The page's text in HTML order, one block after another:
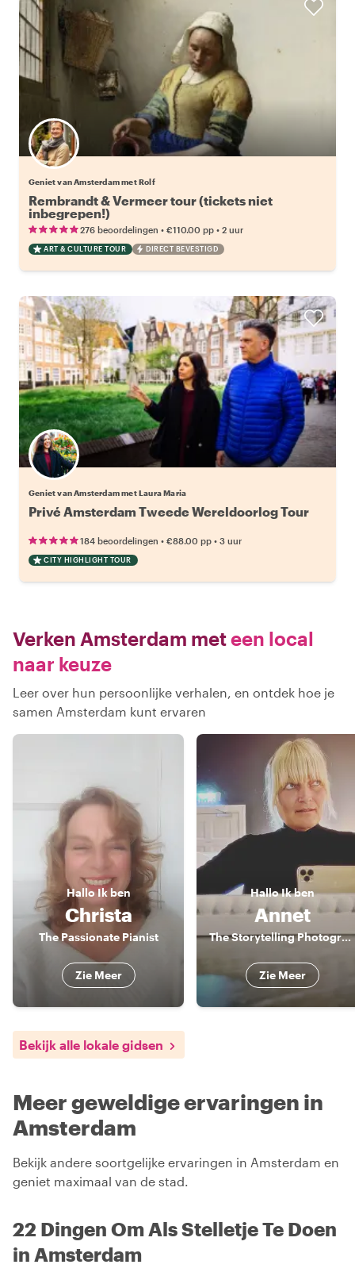
Geniet van Amsterdam met Rolf
Rembrandt & Vermeer tour (tickets niet
inbegrepen!)
276 beoordelingen • €110.00 pp • 2 uur
ART & CULTURE TOUR DIRECT BEVESTIGD
Geniet van Amsterdam met Laura Maria
Privé Amsterdam Tweede Wereldoorlog Tour
184 beoordelingen • €88.00 pp • 3 uur
CITY HIGHLIGHT TOUR
Verken Amsterdam meteen local
naar keuze
Leer over hun persoonlijke verhalen, en ontdek hoe je
samen Amsterdam kunt ervaren
HalloIk ben
Christa
The Passionate Pianist
Zie Meer
HalloIk ben
Annet
The Storytelling Photographer of Amsterdam
Zie Meer
Bekijk alle lokale gidsen
Meer geweldige ervaringen in
Amsterdam
Bekijk andere soortgelijke ervaringen in Amsterdam en
geniet maximaal van de stad.
22 Dingen Om Als Stelletje Te Doen
in Amsterdam